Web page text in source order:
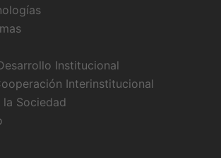
Institucional
Interinstitucional
Sociedad